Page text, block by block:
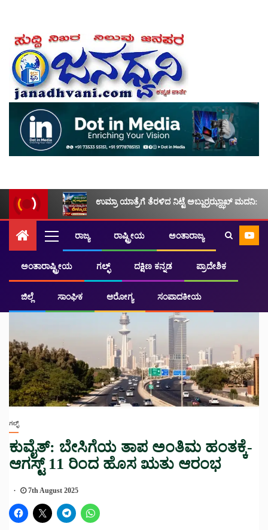
ಉಮ್ರಾ ಯಾತ್ರೆಗೆ ತೆರಳಿದ ನಿಟ್ಟೆ ಅಬ್ದುರ್ರಝ್ಝಾಖ್ ಮದನಿ:
ರಾಜ್ಯ ರಾಷ್ಟ್ರೀಯ ಅಂತಾರಾಜ್ಯ
ಅಂತಾರಾಷ್ಟ್ರೀಯ ಗಲ್ಫ್ ದಕ್ಷಿಣ ಕನ್ನಡ ಪ್ರಾದೇಶಿಕ
ಜಿಲ್ಲೆ ಸಾಂಘಿಕ ಆರೋಗ್ಯ ಸಂಪಾದಕೀಯ
ಗಲ್ಫ್
ಕುವೈತ್: ಬೇಸಿಗೆಯ ತಾಪ ಅಂತಿಮ ಹಂತಕ್ಕೆ-
ಆಗಸ್ಟ್ 11 ರಿಂದ ಹೊಸ ಋತು ಆರಂಭ
7th August 2025